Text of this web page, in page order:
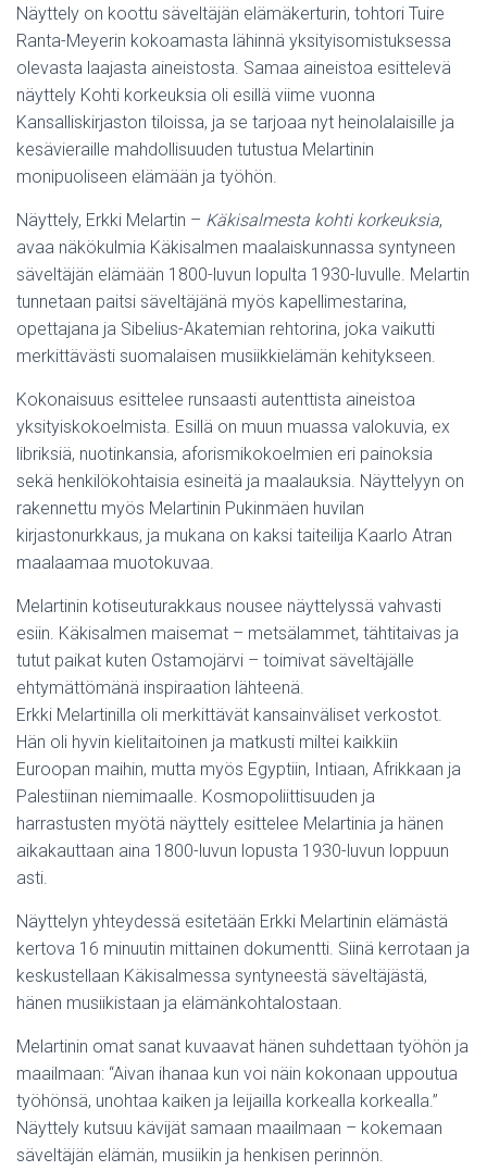
Näyttely on koottu säveltäjän elämäkerturin, tohtori Tuire
Ranta-Meyerin kokoamasta lähinnä yksityisomistuksessa
olevasta laajasta aineistosta. Samaa aineistoa esittelevä
näyttely Kohti korkeuksia oli esillä viime vuonna
Kansalliskirjaston tiloissa, ja se tarjoaa nyt heinolalaisille ja
kesävieraille mahdollisuuden tutustua Melartinin
monipuoliseen elämään ja työhön.
Näyttely, Erkki Melartin – Käkisalmesta kohti korkeuksia,
avaa näkökulmia Käkisalmen maalaiskunnassa syntyneen
säveltäjän elämään 1800-luvun lopulta 1930-luvulle. Melartin
tunnetaan paitsi säveltäjänä myös kapellimestarina,
opettajana ja Sibelius-Akatemian rehtorina, joka vaikutti
merkittävästi suomalaisen musiikkielämän kehitykseen.
Kokonaisuus esittelee runsaasti autenttista aineistoa
yksityiskokoelmista. Esillä on muun muassa valokuvia, ex
libriksiä, nuotinkansia, aforismikokoelmien eri painoksia
sekä henkilökohtaisia esineitä ja maalauksia. Näyttelyyn on
rakennettu myös Melartinin Pukinmäen huvilan
kirjastonurkkaus, ja mukana on kaksi taiteilija Kaarlo Atran
maalaamaa muotokuvaa.
Melartinin kotiseuturakkaus nousee näyttelyssä vahvasti
esiin. Käkisalmen maisemat – metsälammet, tähtitaivas ja
tutut paikat kuten Ostamojärvi – toimivat säveltäjälle
ehtymättömänä inspiraation lähteenä.
Erkki Melartinilla oli merkittävät kansainväliset verkostot.
Hän oli hyvin kielitaitoinen ja matkusti miltei kaikkiin
Euroopan maihin, mutta myös Egyptiin, Intiaan, Afrikkaan ja
Palestiinan niemimaalle. Kosmopoliittisuuden ja
harrastusten myötä näyttely esittelee Melartinia ja hänen
aikakauttaan aina 1800-luvun lopusta 1930-luvun loppuun
asti.
Näyttelyn yhteydessä esitetään Erkki Melartinin elämästä
kertova 16 minuutin mittainen dokumentti. Siinä kerrotaan ja
keskustellaan Käkisalmessa syntyneestä säveltäjästä,
hänen musiikistaan ja elämänkohtalostaan.
Melartinin omat sanat kuvaavat hänen suhdettaan työhön ja
maailmaan: “Aivan ihanaa kun voi näin kokonaan uppoutua
työhönsä, unohtaa kaiken ja leijailla korkealla korkealla.”
Näyttely kutsuu kävijät samaan maailmaan – kokemaan
säveltäjän elämän, musiikin ja henkisen perinnön.